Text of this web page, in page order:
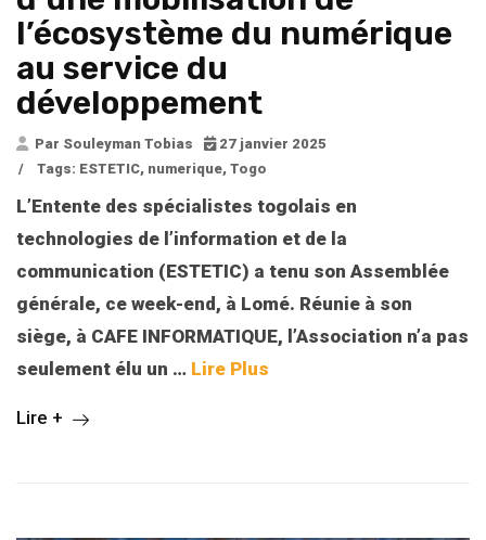
l’écosystème du numérique
au service du
développement
Par Souleyman Tobias
27 janvier 2025
/
Tags: ESTETIC, numerique, Togo
L’Entente des spécialistes togolais en
technologies de l’information et de la
communication (ESTETIC) a tenu son Assemblée
générale, ce week-end, à Lomé. Réunie à son
siège, à CAFE INFORMATIQUE, l’Association n’a pas
seulement élu un … Lire Plus
Lire +